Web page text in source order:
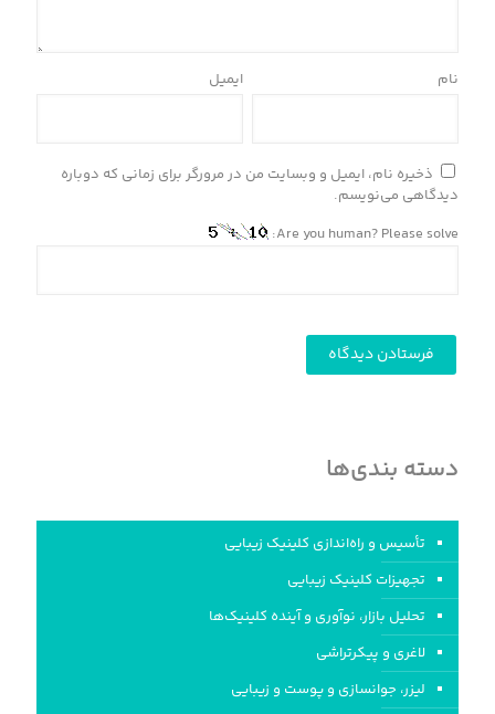
نام ایمیل
ذخیره نام، ایمیل و وبسایت من در مرورگر برای زمانی که دوباره
دیدگاهی می‌نویسم.
Are you human? Please solve:
دسته بندی‌ها
تأسیس و راه‌اندازی کلینیک‌ زیبایی
تجهیزات کلینیک زیبایی
تحلیل بازار، نوآوری و آینده کلینیک‌ها
لاغری و پیکرتراشی
لیزر، جوانسازی و پوست و زیبایی